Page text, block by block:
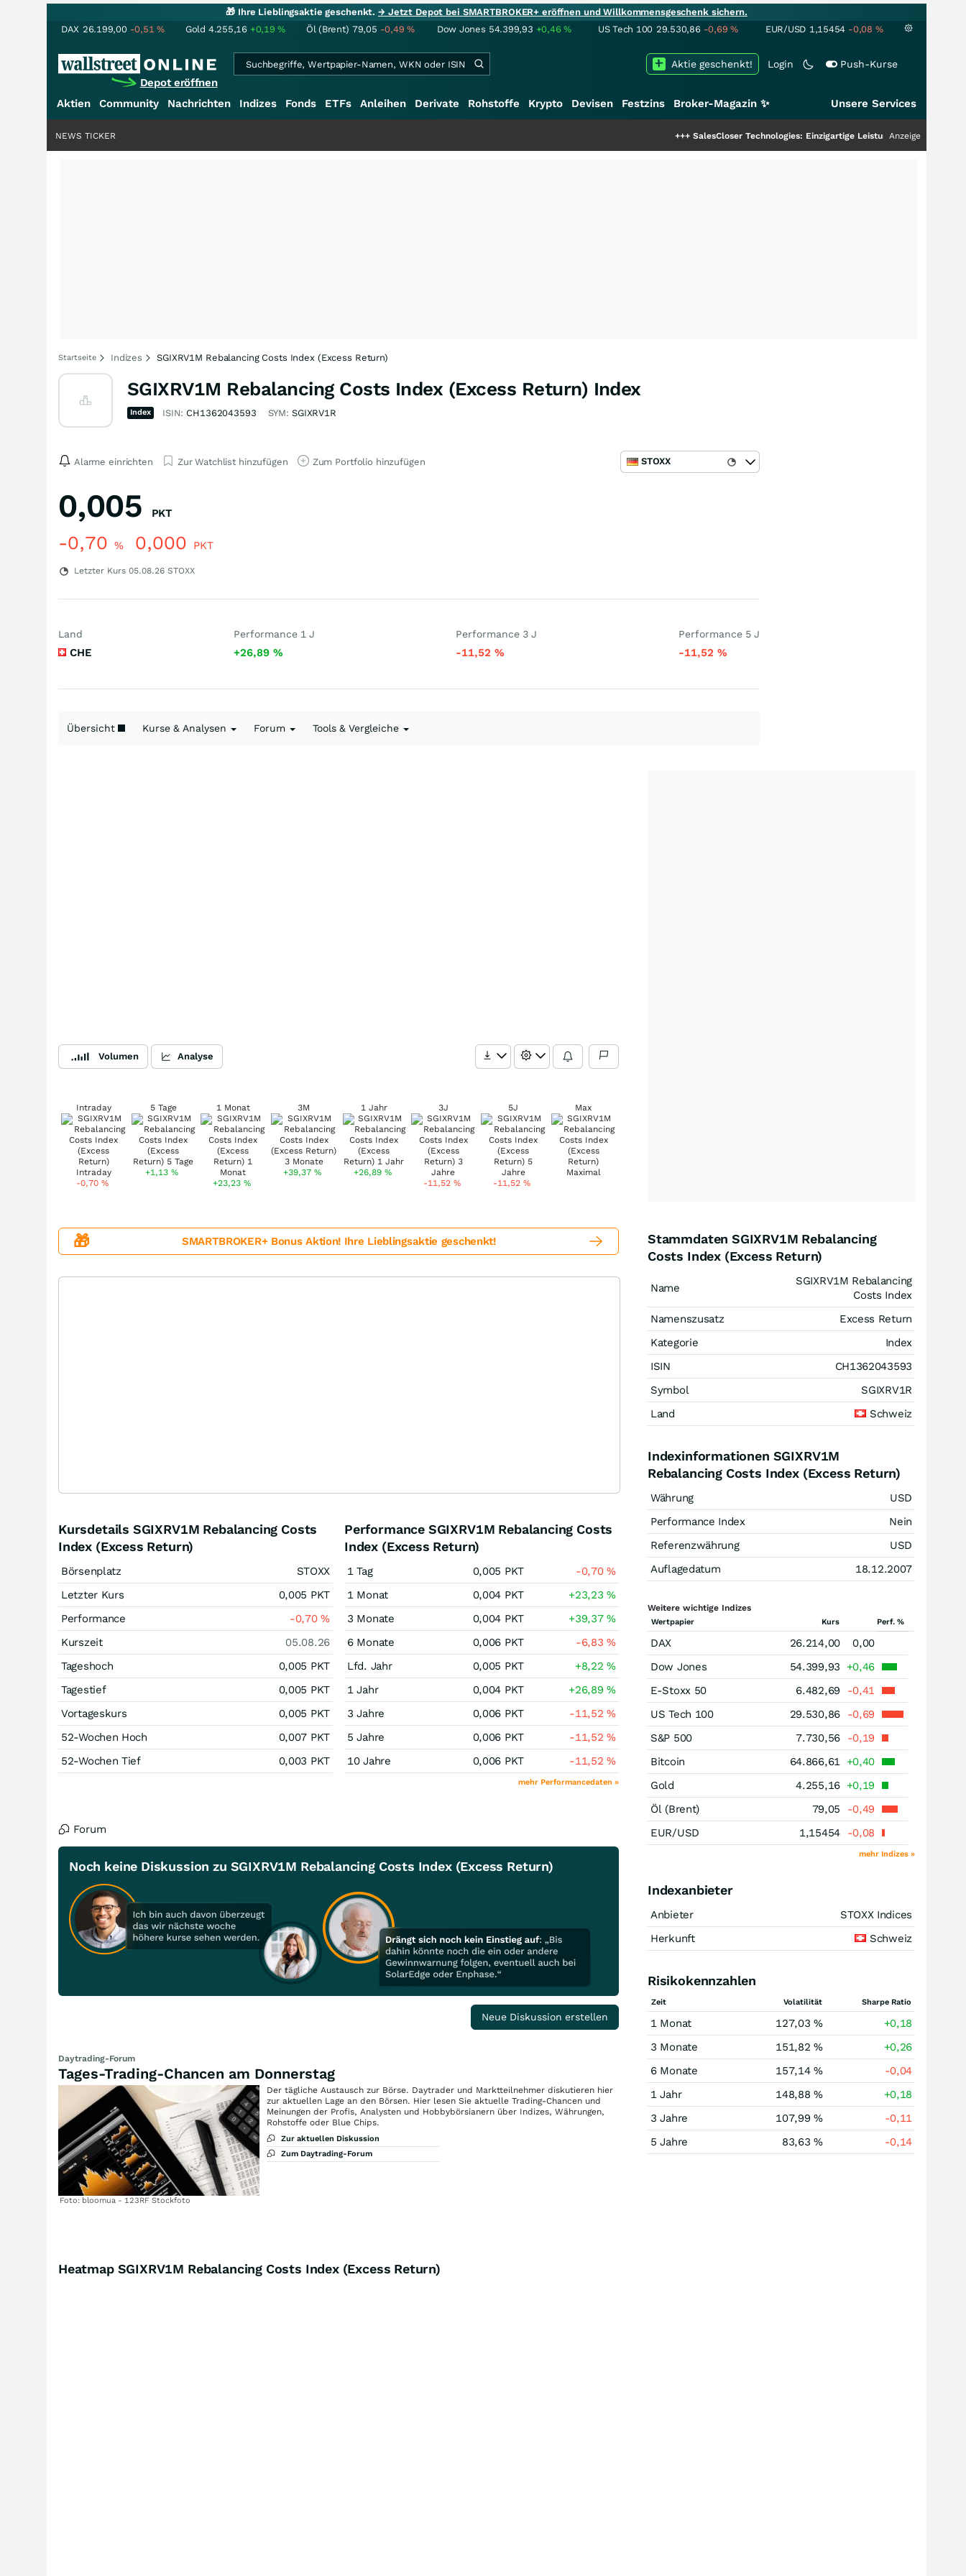
🎁 Ihre Lieblingsaktie geschenkt.→ Jetzt Depot bei SMARTBROKER+ eröffnen und Willkommensgeschenk sichern.
DAX 26.199,00 -0,51% Gold 4.255,16 +0,19% Öl (Brent) 79,05 -0,49% Dow Jones 54.399,93 +0,46% US Tech 100 29.530,86 -0,69% EUR/USD 1,15454 -0,08 %
Depot eröffnen
Login Push-Kurse
Aktie geschenkt!
Aktien Community Nachrichten Indizes Fonds ETFs Anleihen Derivate Rohstoffe Krypto Devisen Festzins Broker-Magazin ✨ Unsere Services
SalesCloser Technologies: Einzigartige Leistung zieht die Top-Dogs an!
Anzeige
NEWS TICKER
Startseite Indizes SGIXRV1M Rebalancing Costs Index (Excess Return)
SGIXRV1M Rebalancing Costs Index (Excess Return) Index
Index ISIN: CH1362043593 SYM: SGIXRV1R
Alarme einrichten Zur Watchlist hinzufügen Zum Portfolio hinzufügen STOXX
0,005 PKT
-0,70 % 0,000 PKT
Letzter Kurs 05.08.26 STOXX
Land
CHE
Performance 1 J
+26,89 %
Performance 3 J
-11,52%
Performance 5 J
-11,52 %
Übersicht Kurse & Analysen Forum Tools & Vergleiche
Volumen Analyse
Intraday
-0,70 %
5 Tage
+1,13%
1 Monat
+23,23 %
3M
+39,37%
1 Jahr
+26,89 %
3J
-11,52 %
5J
-11,52%
Max
🎁 SMARTBROKER+ Bonus Aktion! Ihre Lieblingsaktie geschenkt!
Kursdetails SGIXRV1M Rebalancing Costs
Index (Excess Return)
Börsenplatz
STOXX
Letzter Kurs
0,005 PKT
Performance
-0,70%
Kurszeit
05.08.26
Tageshoch
0,005 PKT
Tagestief
0,005 PKT
Vortageskurs
0,005 PKT
52-Wochen Hoch
0,007 PKT
52-Wochen Tief
0,003 PKT
Performance SGIXRV1M Rebalancing Costs
Index (Excess Return)
1 Tag 0,005 PKT -0,70%
1 Monat
0,004 PKT +23,23%
3 Monate
0,004 PKT +39,37%
6 Monate
0,006 PKT -6,83%
Lfd. Jahr
0,005 PKT +8,22%
1 Jahr
0,004 PKT +26,89%
3 Jahre
0,006 PKT -11,52%
5 Jahre
0,006 PKT -11,52%
10 Jahre
0,006 PKT -11,52%
mehr Performancedaten »
Forum
Noch keine Diskussion zu SGIXRV1M Rebalancing Costs Index (Excess Return)
Neue Diskussion erstellen
Daytrading-Forum
Tages-Trading-Chancen am Donnerstag
Foto: bloomua - 123RF Stockfoto
Der tägliche Austausch zur Börse. Daytrader und Marktteilnehmer diskutieren hier
zur aktuellen Lage an den Börsen. Hier lesen Sie aktuelle Trading-Chancen und
Meinungen der Profis, Analysten und Hobbybörsianern über Indizes, Währungen,
Rohstoffe oder Blue Chips.
Zur aktuellen Diskussion
Zum Daytrading-Forum
Stammdaten SGIXRV1M Rebalancing
Costs Index (Excess Return)
Name
SGIXRV1M Rebalancing
Costs Index
Namenszusatz
Excess Return
Kategorie
Index
ISIN
CH1362043593
Symbol
SGIXRV1R
Land
Schweiz
Indexinformationen SGIXRV1M
Rebalancing Costs Index (Excess Return)
Währung
USD
Performance Index
Nein
Referenzwährung
USD
Auflagedatum
18.12.2007
Weitere wichtige Indizes
Wertpapier Kurs Perf. %
DAX 26.214,00
0,00
Dow Jones
54.399,93
+0,46
E-Stoxx 50
6.482,69
-0,41
US Tech 100
29.530,86
-0,69
S&P 500
7.730,56
-0,19
Bitcoin
64.866,61 +0,40
Gold
4.255,16 +0,19
Öl (Brent)
79,05
-0,49
EUR/USD
1,15454 -0,08
mehr Indizes »
Indexanbieter
Anbieter
STOXX Indices
Herkunft
Schweiz
Risikokennzahlen
Zeit Volatilität Sharpe Ratio
1 Monat 127,03 %
+0,18
3 Monate
151,82 %
+0,26
6 Monate
157,14 %
-0,04
1 Jahr
148,88 %
+0,18
3 Jahre
107,99 %
-0,11
5 Jahre
83,63 % -0,14
Heatmap SGIXRV1M Rebalancing Costs Index (Excess Return)